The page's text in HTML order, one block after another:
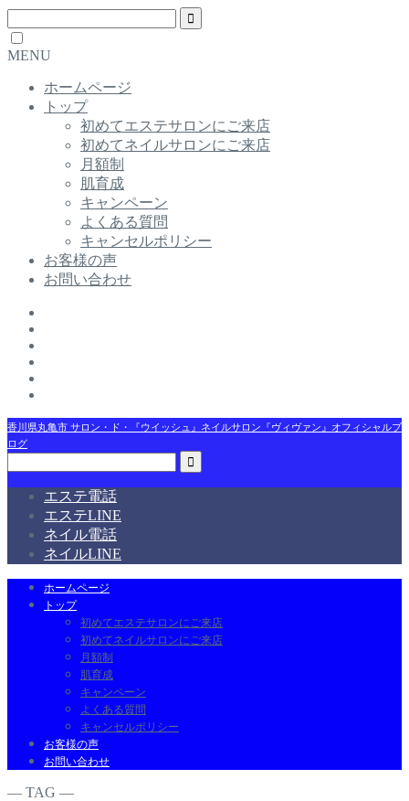
MENU
ホームページ
トップ
初めてエステサロンにご来店
初めてネイルサロンにご来店
月額制
肌育成
キャンペーン
よくある質問
キャンセルポリシー
お客様の声
お問い合わせ
香川県丸亀市 サロン・ド・『ウイッシュ』ネイルサロン『ヴィヴァン』オフィシャルブ
ログ
エステ電話
エステLINE
ネイル電話
ネイルLINE
ホームページ
トップ
初めてエステサロンにご来店
初めてネイルサロンにご来店
月額制
肌育成
キャンペーン
よくある質問
キャンセルポリシー
お客様の声
お問い合わせ
― TAG ―